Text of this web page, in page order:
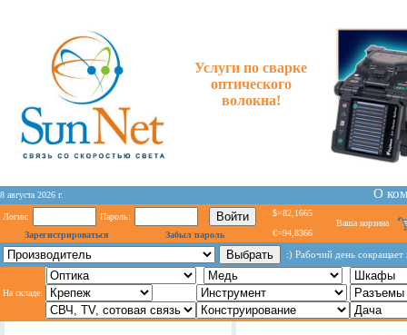
Услуги по сварке
оптического
волокна!
8 августа 2026 г. О
Логин:
Пароль:
Зарегистрироваться
Забыл пароль
$=82,1665
€=94,8366
Ваша корзина
:) Paбoчий дeнь
На складе: